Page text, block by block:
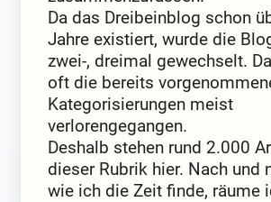
Da das Dreibeinblog schon
Jahre existiert, wurde die
zwei-, dreimal gewechselt.
oft die bereits
Kategorisierungen meist
verlorengegangen.
Deshalb stehen rund 2.000
dieser Rubrik hier. Nach und
wie ich die Zeit finde, räume